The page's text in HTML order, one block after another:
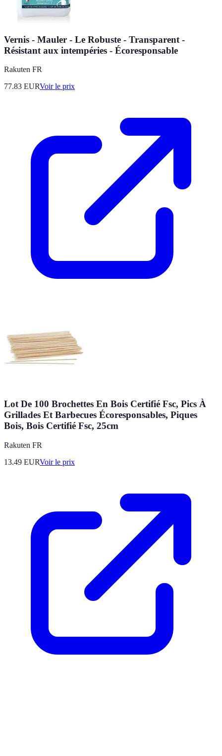
Vernis - Mauler - Le Robuste - Transparent -
Résistant aux intempéries - Écoresponsable
Rakuten FR
77.83 EURVoir le prix
Lot De 100 Brochettes En Bois Certifié Fsc, Pics À
Grillades Et Barbecues Écoresponsables, Piques
Bois, Bois Certifié Fsc, 25cm
Rakuten FR
13.49 EURVoir le prix